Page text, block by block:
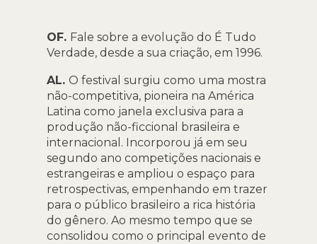
OF. Fale sobre a evolução do É Tudo
Verdade, desde a sua criação, em 1996.
AL. O festival surgiu como uma mostra
não-competitiva, pioneira na América
Latina como janela exclusiva para a
produção não-ficcional brasileira e
internacional. Incorporou já em seu
segundo ano competições nacionais e
estrangeiras e ampliou o espaço para
retrospectivas, empenhando em trazer
para o público brasileiro a rica história
do gênero. Ao mesmo tempo que se
consolidou como o principal evento de